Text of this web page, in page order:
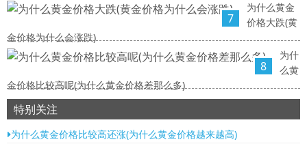
7
为什么黄金
价格大跌(黄
金价格为什么会涨跌)
8
为什
么黄
金价格比较高呢(为什么黄金价格差那么多)
特别关注
为什么黄金价格比较高还涨(为什么黄金价格越来越高)